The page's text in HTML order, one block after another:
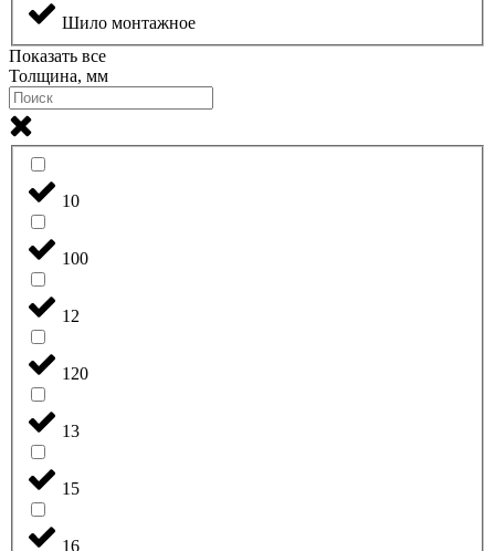
Шило монтажное
Показать все
Толщина, мм
10
100
12
120
13
15
16